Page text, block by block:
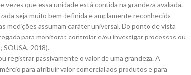
vezes que essa unidade está contida na grandeza avaliada.
seja muito bem definida e amplamente reconhecida
medições assumam caráter universal. Do ponto de vista
para monitorar, controlar e/ou investigar processos ou
SOUSA, 2018).
registrar passivamente o valor de uma grandeza. A
para atribuir valor comercial aos produtos e para